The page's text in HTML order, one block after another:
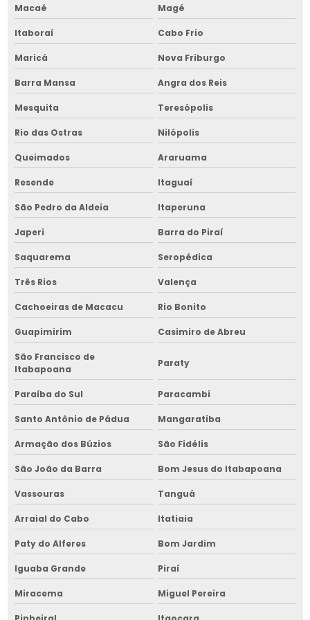
Construtora de armazém graneleiro
Construtora de armazém graneleiro na bahia
Construtora de armazém graneleiro no nordeste
Construtora de base de silos
Construtora de base de silos na bahia
Construtora de base de silos no nordeste
Construtora de galpão para silos
Construtora de galpão para silos na bahia
Construtora de galpão para silos no nordeste
Custo de armazenagem de grãos
Empresa de administração de obras
Empresa de administração de obras na bahia
Empresa de cavaqueira para fornalha
Empresa de cavaqueira para fornalha na bahia
Empresa de cavaqueira para fornalha no nordeste
Empresa construtora de armazém graneleiro no nordeste
Empresa construtora de base de silos
Empresa construtora de base de silos em bahia
Macaé Magé
Itaboraí Cabo Frio
Maricá Nova Friburgo
Barra Mansa Angra dos Reis
Mesquita Teresópolis
Rio das Ostras Nilópolis
Queimados Araruama
Resende Itaguaí
São Pedro da Aldeia Itaperuna
Japeri Barra do Piraí
Saquarema Seropédica
Três Rios Valença
Cachoeiras de Macacu Rio Bonito
Guapimirim Casimiro de Abreu
São Francisco de
Itabapoana
Paraty
Paraíba do Sul Paracambi
Santo Antônio de Pádua Mangaratiba
Armação dos Búzios São Fidélis
São João da Barra Bom Jesus do Itabapoana
Vassouras Tanguá
Arraial do Cabo Itatiaia
Paty do Alferes Bom Jardim
Iguaba Grande Piraí
Miracema Miguel Pereira